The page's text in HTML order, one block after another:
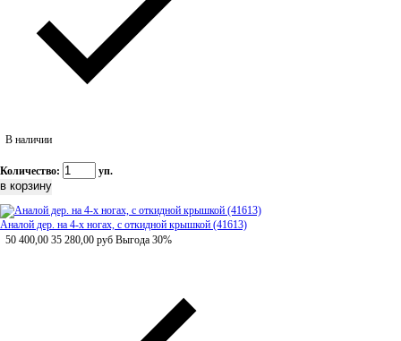
В наличии
Количество: уп.
Аналой дер. на 4-х ногах, с откидной крышкой (41613)
50 400,00 35 280,00 руб Выгода 30%